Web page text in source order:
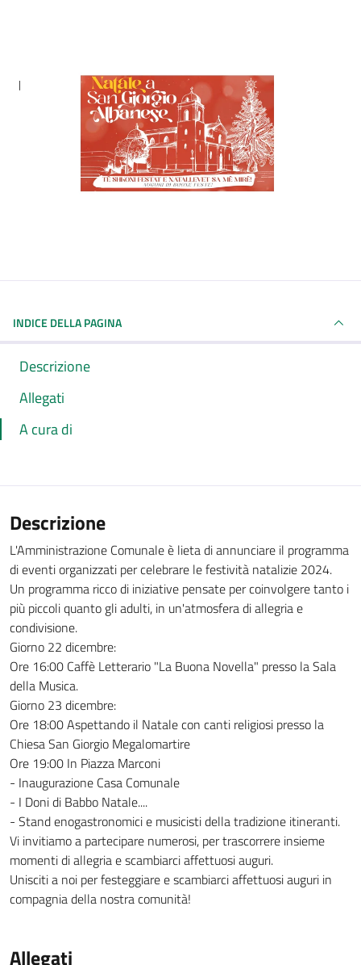
INDICE DELLA PAGINA
Descrizione
Allegati
A cura di
Descrizione
L'Amministrazione Comunale è lieta di annunciare il programma
di eventi organizzati per celebrare le festività natalizie 2024.
Un programma ricco di iniziative pensate per coinvolgere tanto i
più piccoli quanto gli adulti, in un'atmosfera di allegria e
condivisione.
Giorno 22 dicembre:
Ore 16:00 Caffè Letterario "La Buona Novella" presso la Sala
della Musica.
Giorno 23 dicembre:
Ore 18:00 Aspettando il Natale con canti religiosi presso la
Chiesa San Giorgio Megalomartire
Ore 19:00 In Piazza Marconi
- Inaugurazione Casa Comunale
- I Doni di Babbo Natale....
- Stand enogastronomici e musicisti della tradizione itineranti.
Vi invitiamo a partecipare numerosi, per trascorrere insieme
momenti di allegria e scambiarci affettuosi auguri.
Unisciti a noi per festeggiare e scambiarci affettuosi auguri in
compagnia della nostra comunità!
Allegati